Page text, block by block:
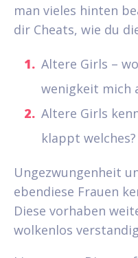
man vieles hinten
dir Cheats, wie du
Altere Girls –
wenigkeit mich
Altere Girls
klappt welches?
Ungezwungenheit
ebendiese Frauen
Diese vorhaben
wolkenlos